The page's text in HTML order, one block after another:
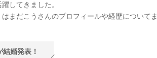
してきました。
まだこうさんのプロフィールや経歴についてま
婚発表！